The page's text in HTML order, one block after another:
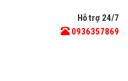
Hỗ trợ 24/7
0936357869